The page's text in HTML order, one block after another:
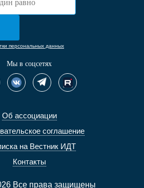
Об ассоциации
соглашение
на Вестник ИДТ
Контакты
Все права защищены
персональных данных
Мы в соцсетях